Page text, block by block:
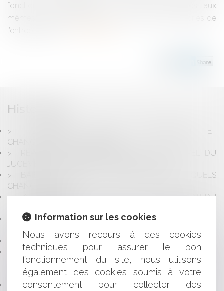
fonctions administratives, ne sont pas exposés aux
mêmes risques professionnels que les autres salariés de
l’entreprise. Bie...
Historique
DISTINCTION ENTRE RECLASSEMENT ET
CHANGEMENT D'AFFECTATION
REPORT DE L’ADJUDICATION EN CAS D’APPEL DU
JUGEMENT ORDONNANT LA VENTE FORCÉE
BAISSE DU COÛT DU TRAVAIL EN 2019 ? QUELS
CHANGEMENTS ?
LA LOI DE FINANCES POUR 2019 : AMÉNAGEMENT DU
COMMENT AIDER LES COLLECTIVITÉS À BÉNÉFICIER
DES AIDES D'ÉTAT ?
TAUX ACCIDENT DU TRAVAIL "BUREAU"
INAPTITUDE : REPRISE DU PAIEMENT DU SALAIRE
JUSQU’À LA PRÉSENTATION DE LA LETTRE DE
LICENCIEMENT
LE RÉFÉRENT « HARCÈLEMENT » DANS LES
Information sur les cookies
Nous avons recours à des cookies
techniques pour assurer le bon
fonctionnement du site, nous utilisons
également des cookies soumis à votre
consentement pour collecter des